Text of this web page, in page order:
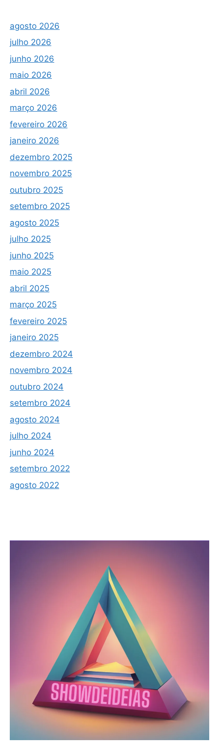
agosto 2026
julho 2026
junho 2026
maio 2026
abril 2026
março 2026
fevereiro 2026
janeiro 2026
dezembro 2025
novembro 2025
outubro 2025
setembro 2025
agosto 2025
julho 2025
junho 2025
maio 2025
abril 2025
março 2025
fevereiro 2025
janeiro 2025
dezembro 2024
novembro 2024
outubro 2024
setembro 2024
agosto 2024
julho 2024
junho 2024
setembro 2022
agosto 2022